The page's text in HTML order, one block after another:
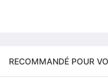
RECOMMANDÉ POUR